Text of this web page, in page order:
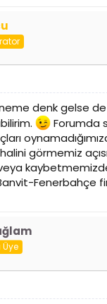
denk gelse
Forumda
halini görmemiz
Fenerbahçe
Üye